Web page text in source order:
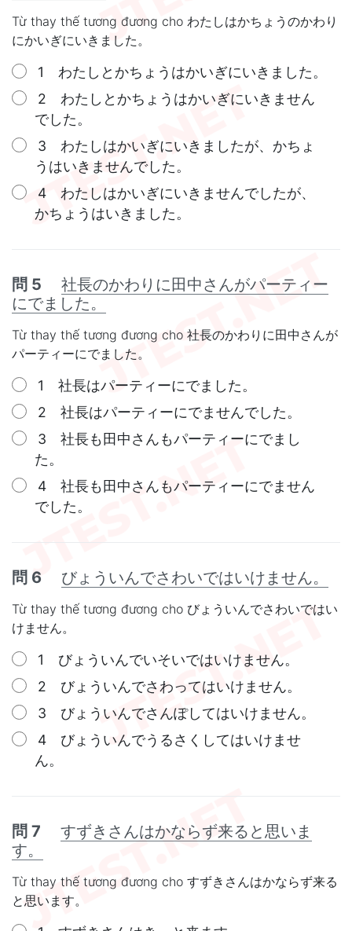
Từ thay thế tương đương cho わたしはかちょうのかわり
にかいぎにいきました。
1 わたしとかちょうはかいぎにいきました。
2 わたしとかちょうはかいぎにいきません
でした。
3 わたしはかいぎにいきましたが、かちょ
うはいきませんでした。
4 わたしはかいぎにいきませんでしたが、
かちょうはいきました。
問 5
社長のかわりに田中さんがパーティー
にでました。
Từ thay thế tương đương cho 社長のかわりに田中さんが
パーティーにでました。
1 社長はパーティーにでました。
2 社長はパーティーにでませんでした。
3 社長も田中さんもパーティーにでまし
た。
4 社長も田中さんもパーティーにでません
でした。
問 6 びょういんでさわいではいけません。
Từ thay thế tương đương cho びょういんでさわいではい
けません。
1 びょういんでいそいではいけません。
2 びょういんでさわってはいけません。
3 びょういんでさんぽしてはいけません。
4 びょういんでうるさくしてはいけませ
ん。
問 7
すずきさんはかならず来ると思いま
す。
Từ thay thế tương đương cho すずきさんはかならず来る
と思います。